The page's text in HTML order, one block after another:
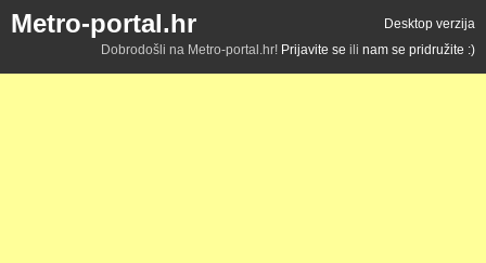
Metro-portal.hr
Desktop verzija
Dobrodošli na Metro-portal.hr! Prijavite se ili nam se pridružite :)